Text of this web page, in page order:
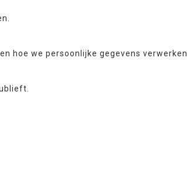
hoe we persoonlijke gegevens verwerken.